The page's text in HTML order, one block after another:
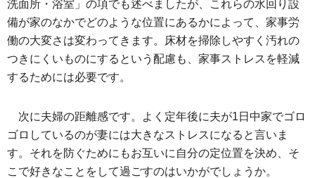
洗面所・浴室」の項でも述べましたが、これらの水回り設
備が家のなかでどのような位置にあるかによって、家事労
働の大変さは変わってきます。床材を掃除しやすく汚れの
つきにくいものにするという配慮も、家事ストレスを軽減
するためには必要です。
次に夫婦の距離感です。よく定年後に夫が1日中家でゴロ
ゴロしているのが妻には大きなストレスになると言いま
す。それを防ぐためにもお互いに自分の定位置を決め、そ
こで好きなことをして過ごすのはいかがでしょうか。